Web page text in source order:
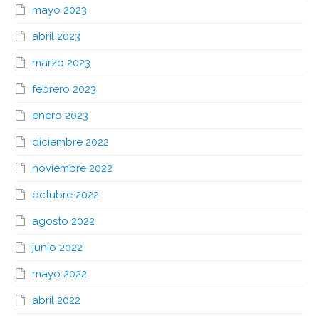
mayo 2023
abril 2023
marzo 2023
febrero 2023
enero 2023
diciembre 2022
noviembre 2022
octubre 2022
agosto 2022
junio 2022
mayo 2022
abril 2022